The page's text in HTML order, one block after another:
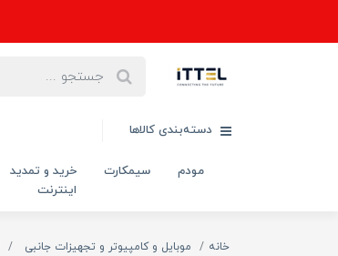
دسته‌بندی کالاها
مودم سیمکارت
خرید و تمدید
اینترنت
خانه موبایل و کامپیوتر و تجهیزات جانبی